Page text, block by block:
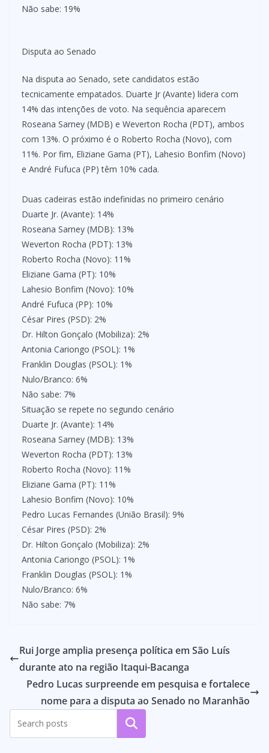
Não sabe: 19%
Disputa ao Senado
Na disputa ao Senado, sete candidatos estão
tecnicamente empatados. Duarte Jr (Avante) lidera com
14% das intenções de voto. Na sequência aparecem
Roseana Sarney (MDB) e Weverton Rocha (PDT), ambos
com 13%. O próximo é o Roberto Rocha (Novo), com
11%. Por fim, Eliziane Gama (PT), Lahesio Bonfim (Novo)
e André Fufuca (PP) têm 10% cada.
Duas cadeiras estão indefinidas no primeiro cenário
Duarte Jr. (Avante): 14%
Roseana Sarney (MDB): 13%
Weverton Rocha (PDT): 13%
Roberto Rocha (Novo): 11%
Eliziane Gama (PT): 10%
Lahesio Bonfim (Novo): 10%
André Fufuca (PP): 10%
César Pires (PSD): 2%
Dr. Hilton Gonçalo (Mobiliza): 2%
Antonia Cariongo (PSOL): 1%
Franklin Douglas (PSOL): 1%
Nulo/Branco: 6%
Não sabe: 7%
Situação se repete no segundo cenário
Duarte Jr. (Avante): 14%
Roseana Sarney (MDB): 13%
Weverton Rocha (PDT): 13%
Roberto Rocha (Novo): 11%
Eliziane Gama (PT): 11%
Lahesio Bonfim (Novo): 10%
Pedro Lucas Fernandes (União Brasil): 9%
César Pires (PSD): 2%
Dr. Hilton Gonçalo (Mobiliza): 2%
Antonia Cariongo (PSOL): 1%
Franklin Douglas (PSOL): 1%
Nulo/Branco: 6%
Não sabe: 7%
Rui Jorge amplia presença política em São Luís
durante ato na região Itaqui-Bacanga
Pedro Lucas surpreende em pesquisa e fortalece
nome para a disputa ao Senado no Maranhão
Pesquisar